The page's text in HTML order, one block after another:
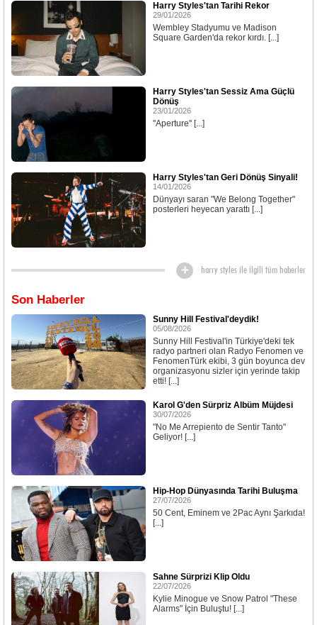
Harry Styles'tan Tarihi Rekor
29/01/2026
Wembley Stadyumu ve Madison
Square Garden'da rekor kırdı. [...]
Harry Styles'tan Sessiz Ama Güçlü
Dönüş
23/01/2026
''Aperture'' [...]
Harry Styles'tan Geri Dönüş Sinyali!
14/01/2026
Dünyayı saran "We Belong Together"
posterleri heyecan yarattı [...]
harry styles ile ilgili tüm haberler
Son Haberler
Sunny Hill Festival'deydik!
05/08/2026
Sunny Hill Festival'in Türkiye'deki tek
radyo partneri olan Radyo Fenomen ve
FenomenTürk ekibi, 3 gün boyunca dev
organizasyonu sizler için yerinde takip
etti! [...]
Karol G'den Sürpriz Albüm Müjdesi
30/07/2026
"No Me Arrepiento de Sentir Tanto"
Geliyor! [...]
Hip-Hop Dünyasında Tarihi Buluşma
27/07/2026
50 Cent, Eminem ve 2Pac Aynı Şarkıda!
[...]
Sahne Sürprizi Klip Oldu
22/07/2026
Kylie Minogue ve Snow Patrol "These
Alarms" İçin Buluştu! [...]